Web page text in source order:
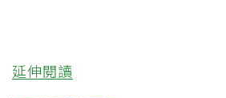
延伸閱讀